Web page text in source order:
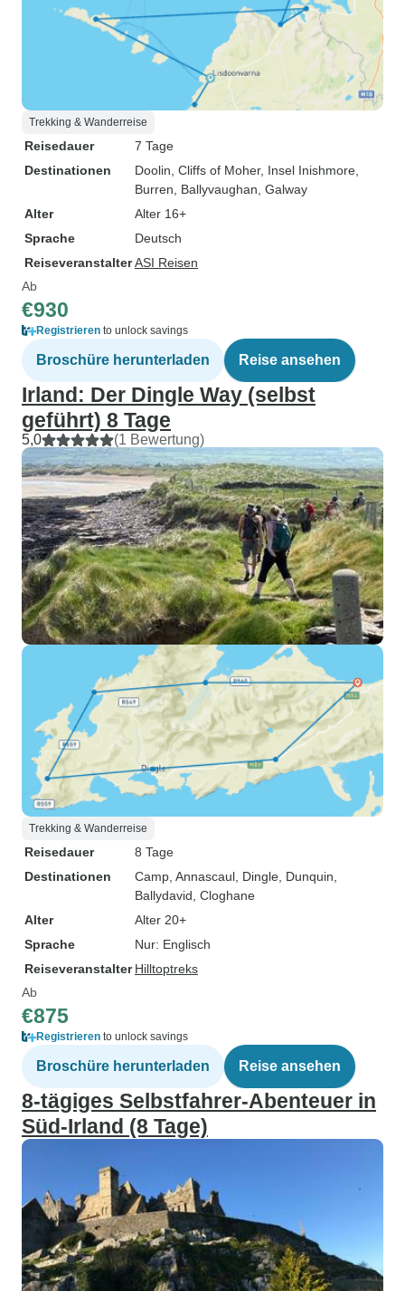
Trekking & Wanderreise
Reisedauer
7 Tage
Destinationen
Doolin , Cliffs of Moher, Insel Inishmore
Burren , Ballyvaughan , Galway
Alter
Alter 16+
Sprache
Deutsch
ReiseveranstalterASI Reisen
Ab
€930
Registrieren to unlock savings
Broschüre herunterladen Reise ansehen
Irland: Der Dingle Way (selbst
geführt) 8 Tage
5,0 (1 Bewertung)
Trekking & Wanderreise
Reisedauer
8 Tage
Destinationen
Camp , Annascaul , Dingle , Dunquin
Ballydavid , Cloghane
Alter
Alter 20+
Sprache
Nur: Englisch
Reiseveranstalter Hilltoptreks
Ab
€875
Registrieren to unlock savings
Broschüre herunterladen Reise ansehen
8‑tägiges Selbstfahrer-Abenteuer in
Süd-Irland (8 Tage)